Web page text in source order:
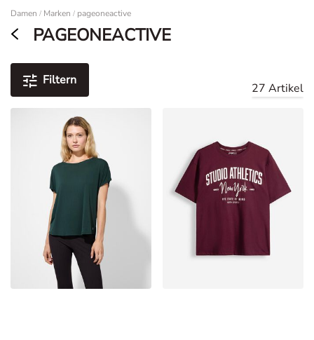
Damen / Marken / pageoneactive
PAGEONEACTIVE
Filtern
27 Artikel